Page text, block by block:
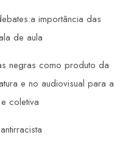
importância das
de aula
negras como produto da
e no audiovisual para a
coletiva